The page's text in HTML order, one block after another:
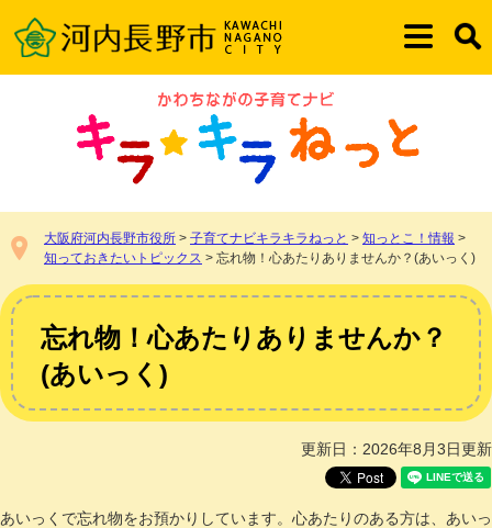
ー
の
ニ
ー
文
メ
検
大阪府河内長野市役所 > 子育てナビキラキラねっと > 知っとこ！情報 >
知っておきたいトピックス > 忘れ物！心あたりありませんか？(あいっく)
本
文
忘れ物！心あたりありませんか？
(あいっく)
更新日：2026年8月3日更新
あいっくで忘れ物をお預かりしています。心あたりのある方は、あいっ